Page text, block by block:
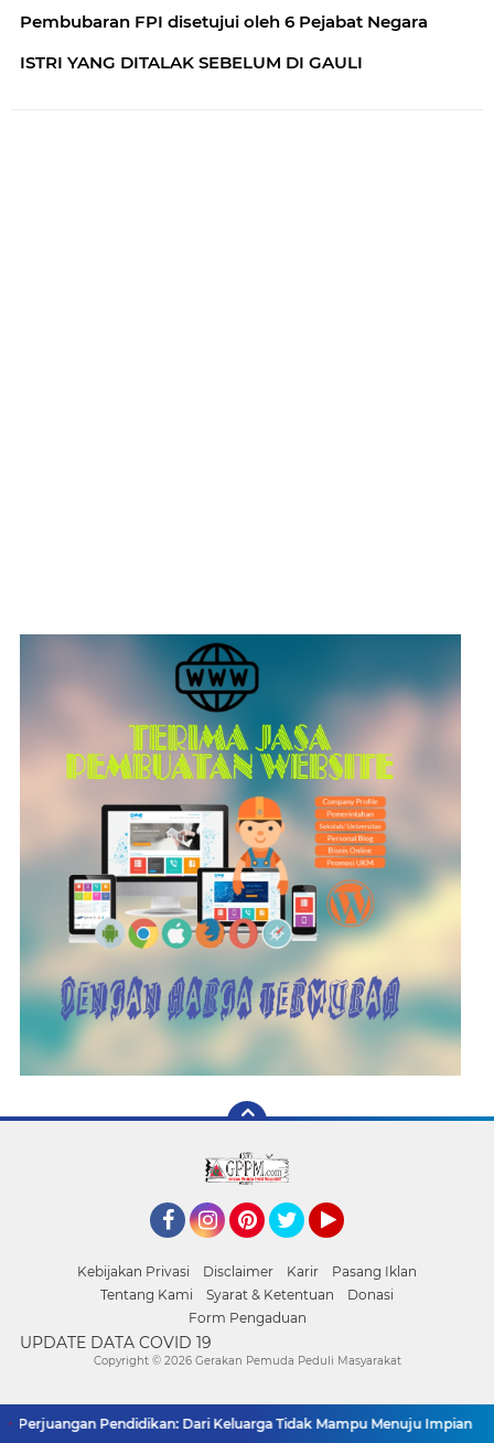
Pembubaran FPI disetujui oleh 6 Pejabat Negara
ISTRI YANG DITALAK SEBELUM DI GAULI
Kebijakan Privasi Disclaimer Karir
Pasang Iklan
Tentang Kami
Syarat & Ketentuan
Donasi
Form Pengaduan
UPDATE DATA COVID 19
Pendidikan: Dari Keluarga Tidak Mampu Menuju Impian S1, S2,
Copyright © 2026 Gerakan Pemuda Peduli Masyarakat